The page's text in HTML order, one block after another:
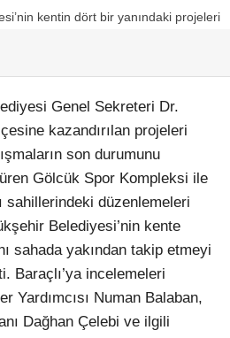
Genel Sekreteri Dr.
kazandırılan projeleri
son durumunu
Gölcük Spor Kompleksi ile
sahillerindeki düzenlemeleri
Belediyesi’nin kente
sahada yakından takip etmeyi
Baraçlı’ya incelemeleri
Yardımcısı Numan Balaban,
Dağhan Çelebi ve ilgili